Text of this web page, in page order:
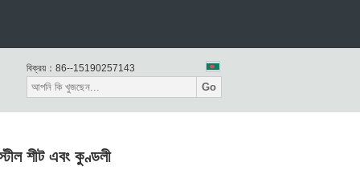
বিক্রয়： 86--15190257143
Go
শীট এবং কুণ্ডলী